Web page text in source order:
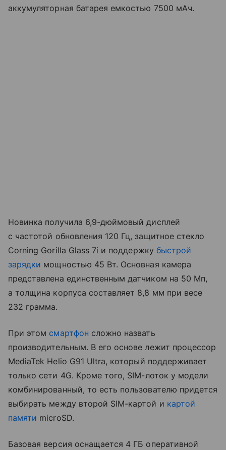
аккумуляторная батарея емкостью 7500 мАч.
Новинка получила 6,9-дюймовый дисплей
с частотой обновления 120 Гц, защитное стекло
Corning Gorilla Glass 7i и поддержку быстрой
зарядки мощностью 45 Вт. Основная камера
представлена единственным датчиком на 50 Мп,
а толщина корпуса составляет 8,8 мм при весе
232 грамма.
При этомсмартфон сложно назвать
производительным. В его основе лежит процессор
MediaTek Helio G91 Ultra, который поддерживает
только сети 4G. Кроме того, SIM-лоток у модели
комбинированный, то есть пользователю придется
выбирать между второй SIM-картой и картой
памяти microSD.
Базовая версия оснащается 4 ГБ оперативной